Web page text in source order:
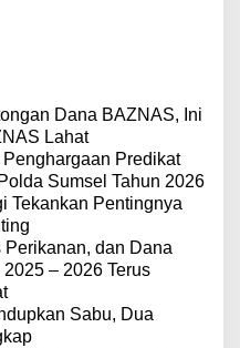
Dana BAZNAS, Ini
Lahat
Predikat
Sumsel Tahun 2026
Tekankan Pentingnya
dan Dana
– 2026 Terus
Sabu, Dua